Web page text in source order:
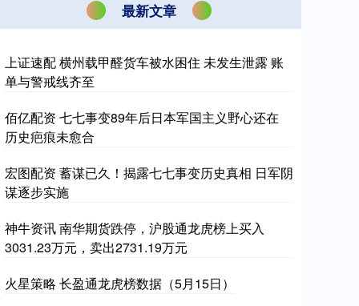
最新文章
上证速配 横州载甲醛货车被水困住 未发生泄露 账
单与警戒线齐至
佰亿配资 七七事变89年后日本军国主义野心还在
历史疤痕未愈合
宏图配资 蓄谋已久！揭露七七事变历史真相 日军阴
谋逐步实施
神牛资讯 南华期货跌停，沪股通龙虎榜上买入
3031.23万元，卖出2731.19万元
火星策略 长盈通龙虎榜数据（5月15日）